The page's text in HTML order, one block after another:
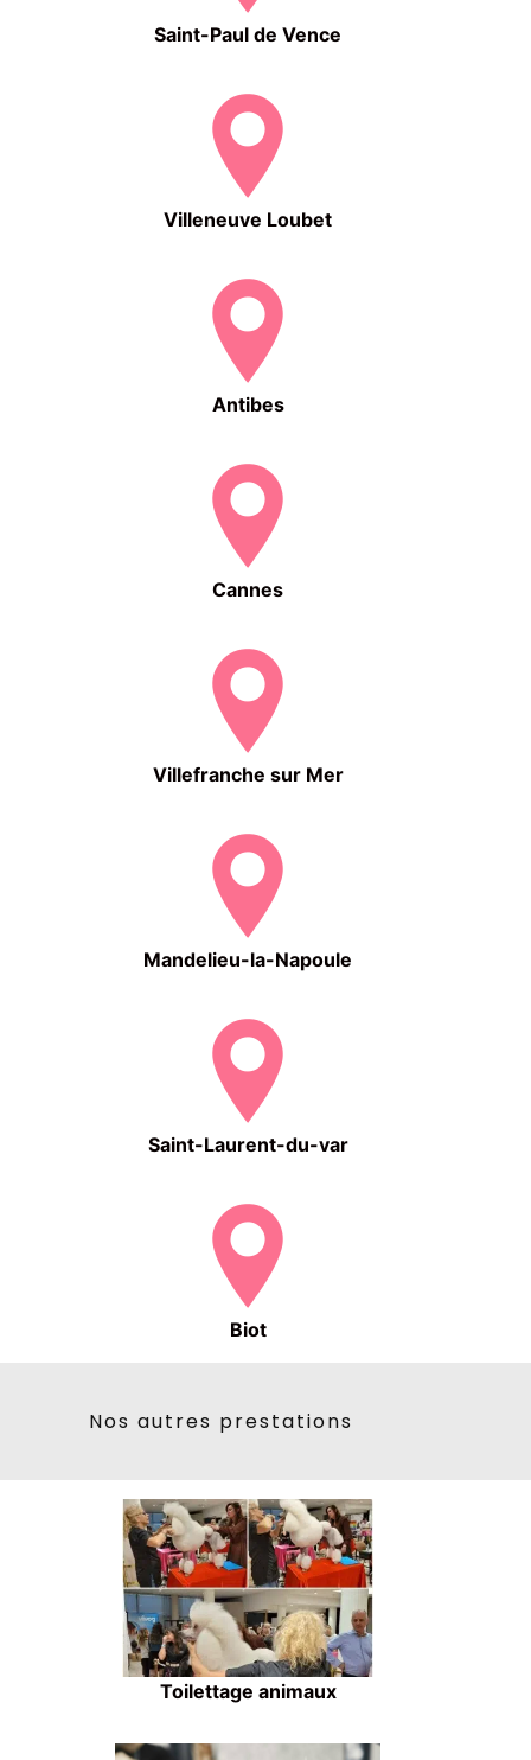
Saint-Paul de Vence
Villeneuve Loubet
Antibes
Cannes
Villefranche sur Mer
Mandelieu-la-Napoule
Saint-Laurent-du-var
Biot
Nos autres prestations
Toilettage animaux